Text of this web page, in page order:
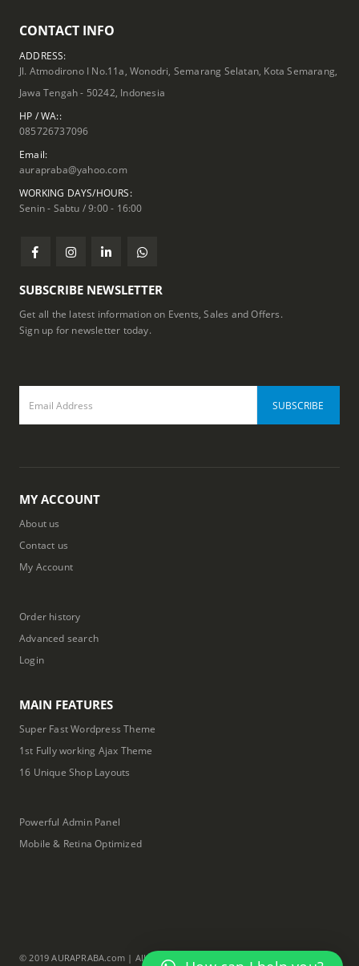
CONTACT INFO
ADDRESS:
Jl. Atmodirono I No.11a, Wonodri, Semarang Selatan, Kota Semarang,
Jawa Tengah - 50242, Indonesia
HP / WA::
085726737096
Email:
aurapraba@yahoo.com
WORKING DAYS/HOURS:
Senin - Sabtu / 9:00 - 16:00
SUBSCRIBE NEWSLETTER
Get all the latest information on Events, Sales and Offers.
Sign up for newsletter today.
MY ACCOUNT
About us
Contact us
My Account
Order history
Advanced search
Login
MAIN FEATURES
Super Fast Wordpress Theme
1st Fully working Ajax Theme
16 Unique Shop Layouts
Powerful Admin Panel
Mobile & Retina Optimized
© 2019 AURAPRABA.com | All Rights Reserved